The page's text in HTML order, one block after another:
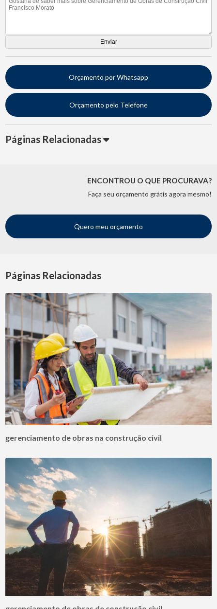
Orçamento por Whatsapp
Orçamento pelo Telefone
Páginas Relacionadas
ENCONTROU O QUE PROCURAVA?
Faça seu orçamento grátis agora mesmo!
Quero meu orçamento
Páginas Relacionadas
gerenciamento de obras na construção civil